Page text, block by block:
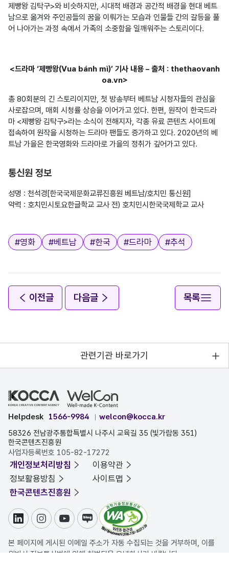
제빵왕 김탁구>와 비슷하지만, 시대적 배경과 공간적 배경을 현대 베트
남으로 옮겨와 주인공들의 꿈을 이뤄가는 모습과 인물들 간의 갈등을 풀
어 나아가는 과정 속에서 가족의 소중함을 일깨워주는 스토리이다.
<드라마 ‘제빵왕(Vua bánh mì)’ 기사 내용 – 출처 : thethaovanh
oa.vn>
총 80회분의 긴 스토리이지만, 첫 방송부터 베트남 시청자들의 관심을
사로잡으며, 매회 시청률 상승을 이어가고 있다. 한편, 원작이 한국드라
마 <제빵왕 김탁구>라는 소식이 전해지자, 각종 유료 콘텐츠 사이트에
접속하여 원작을 시청하는 드라마 팬들도 증가하고 있다. 2020년의 베
트남 가을은 한국영화와 드라마로 가을의 정취가 깊어가고 있다.
통신원 정보
성명 : 천석경[한국국제문화교류진흥원 베트남/호치민 통신원]
약력 : 호치민시토요한글학교 교사 전) 호치민시한국국제학교 교사
태그
#영화 #베트남 #한국 #드라마 #추석
이전글 다음글 목록
관련기관 바로가기
Helpdesk 1566-9984
welcon@kocca.kr
58326 전남광주통합특별시 나주시 교육길 35 (빛가람동 351)
한국콘텐츠진흥원
사업자등록번호 105-82-17272
개인정보처리방침
이용약관
정보활용방침
사이트맵
한국콘텐츠진흥원
링크드인인스타그램
유튜브블로그
본 페이지에 게시된 이메일 주소가 자동 수집되는 것을 거부하며, 이를
위반시 정보통신법에 의해 처벌됨을 유념하시기 바랍니다.